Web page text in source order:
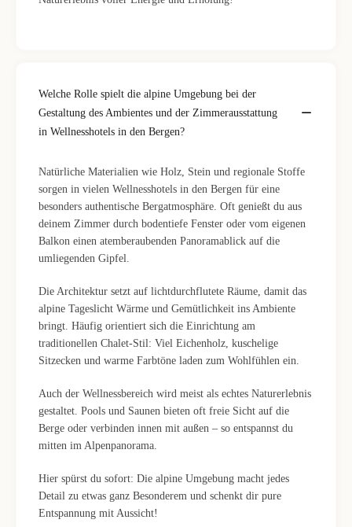
Welche Rolle spielt die alpine Umgebung bei der
Gestaltung des Ambientes und der Zimmerausstattung
in Wellnesshotels in den Bergen?
Natürliche Materialien wie Holz, Stein und regionale Stoffe
sorgen in vielen Wellnesshotels in den Bergen für eine
besonders authentische Bergatmosphäre. Oft genießt du aus
deinem Zimmer durch bodentiefe Fenster oder vom eigenen
Balkon einen atemberaubenden Panoramablick auf die
umliegenden Gipfel.
Die Architektur setzt auf lichtdurchflutete Räume, damit das
alpine Tageslicht Wärme und Gemütlichkeit ins Ambiente
bringt. Häufig orientiert sich die Einrichtung am
traditionellen Chalet-Stil: Viel Eichenholz, kuschelige
Sitzecken und warme Farbtöne laden zum Wohlfühlen ein.
Auch der Wellnessbereich wird meist als echtes Naturerlebnis
gestaltet. Pools und Saunen bieten oft freie Sicht auf die
Berge oder verbinden innen mit außen – so entspannst du
mitten im Alpenpanorama.
Hier spürst du sofort: Die alpine Umgebung macht jedes
Detail zu etwas ganz Besonderem und schenkt dir pure
Entspannung mit Aussicht!